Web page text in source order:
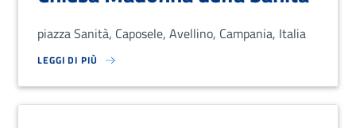
piazza Sanità, Caposele, Avellino, Campania, Italia
LEGGI DI PIÙ
SU LOREM IPSUM DOLOR SIT AMET, CONSECTETUR ADIPISCING